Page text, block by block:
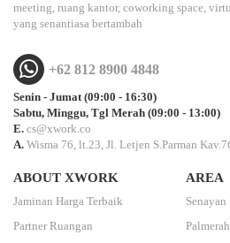
meeting, ruang kantor, coworking space,
yang senantiasa bertambah
+62 812 8900 4848
Senin - Jumat (09:00 - 16:30)
Sabtu, Minggu, Tgl Merah (09:00 - 13:00)
E. cs@xwork.co
A. Wisma 76, lt.23, Jl. Letjen S.Parman
ABOUT XWORK
Jaminan Harga Terbaik
Partner Ruangan
AREA
Senayan
Palmerah